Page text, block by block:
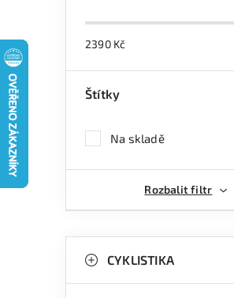
í
p
2390Kč
Štítky
Na skladě
Rozbalit filtr
kategorieCYKLISTIKA